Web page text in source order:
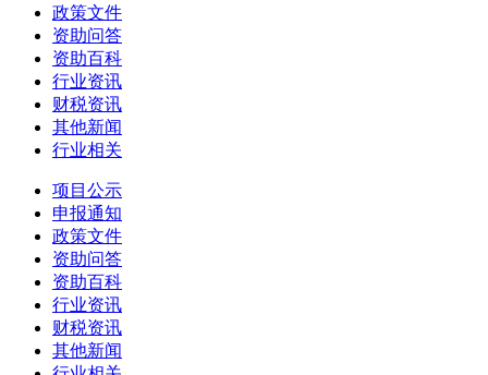
政策文件
资助问答
资助百科
行业资讯
财税资讯
其他新闻
行业相关
项目公示
申报通知
政策文件
资助问答
资助百科
行业资讯
财税资讯
其他新闻